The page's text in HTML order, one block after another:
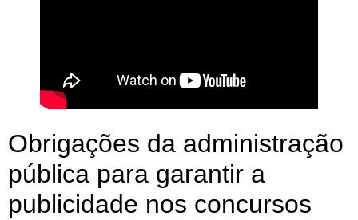
Obrigações da administração
pública para garantir a
publicidade nos concursos